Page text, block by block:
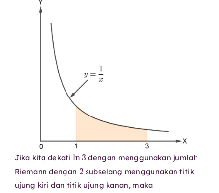
Jika kita dekati
ln 3
dengan menggunakan jumlah
Riemann dengan
2
subselang menggunakan titik
ujung kiri dan titik ujung kanan, maka